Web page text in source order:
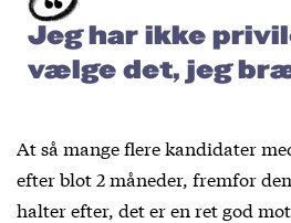
Jeg har ikke
vælge det, jeg
At så mange flere kandidater
efter blot 2 måneder, fremfor
halter efter, det er en ret god